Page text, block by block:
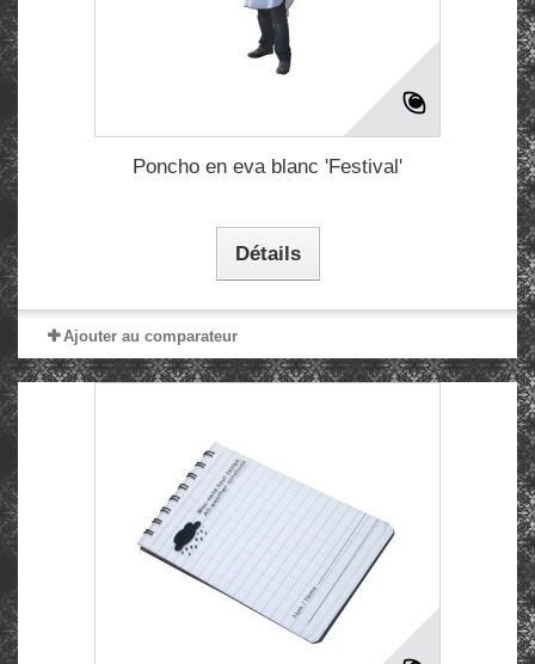
Poncho en eva blanc 'Festival'
Détails
Ajouter au comparateur